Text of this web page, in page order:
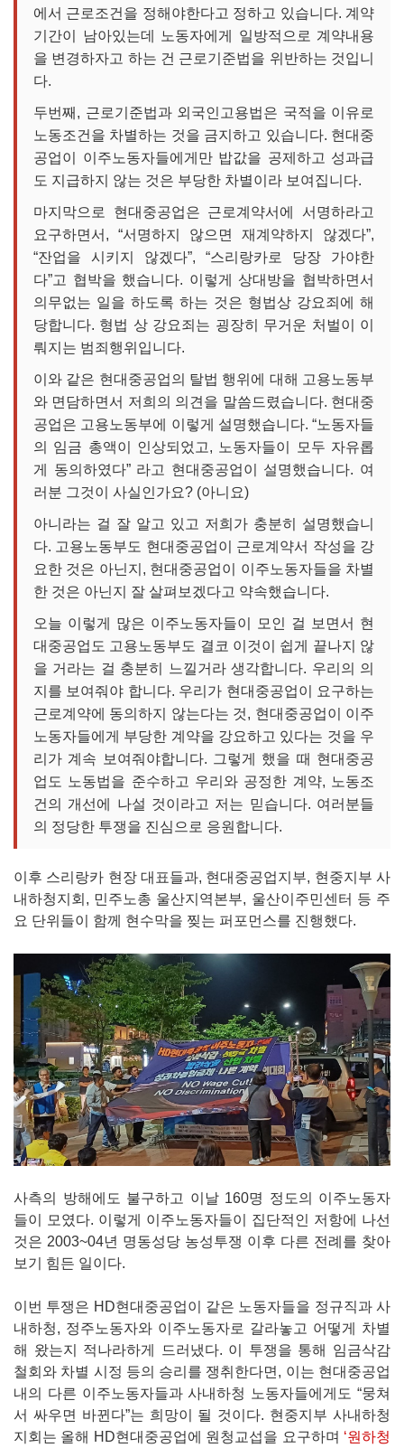
에서 근로조건을 정해야한다고 정하고 있습니다. 계약
기간이 남아있는데 노동자에게 일방적으로 계약내용
을 변경하자고 하는 건 근로기준법을 위반하는 것입니
다.
두번째, 근로기준법과 외국인고용법은 국적을 이유로
노동조건을 차별하는 것을 금지하고 있습니다. 현대중
공업이 이주노동자들에게만 밥값을 공제하고 성과급
도 지급하지 않는 것은 부당한 차별이라 보여집니다.
마지막으로 현대중공업은 근로계약서에 서명하라고
요구하면서, “서명하지 않으면 재계약하지 않겠다”,
“잔업을 시키지 않겠다”, “스리랑카로 당장 가야한
다”고 협박을 했습니다. 이렇게 상대방을 협박하면서
의무없는 일을 하도록 하는 것은 형법상 강요죄에 해
당합니다. 형법 상 강요죄는 굉장히 무거운 처벌이 이
뤄지는 범죄행위입니다.
이와 같은 현대중공업의 탈법 행위에 대해 고용노동부
와 면담하면서 저희의 의견을 말씀드렸습니다. 현대중
공업은 고용노동부에 이렇게 설명했습니다. “노동자들
의 임금 총액이 인상되었고, 노동자들이 모두 자유롭
게 동의하였다” 라고 현대중공업이 설명했습니다. 여
러분 그것이 사실인가요? (아니요)
아니라는 걸 잘 알고 있고 저희가 충분히 설명했습니
다. 고용노동부도 현대중공업이 근로계약서 작성을 강
요한 것은 아닌지, 현대중공업이 이주노동자들을 차별
한 것은 아닌지 잘 살펴보겠다고 약속했습니다.
오늘 이렇게 많은 이주노동자들이 모인 걸 보면서 현
대중공업도 고용노동부도 결코 이것이 쉽게 끝나지 않
을 거라는 걸 충분히 느낄거라 생각합니다. 우리의 의
지를 보여줘야 합니다. 우리가 현대중공업이 요구하는
근로계약에 동의하지 않는다는 것, 현대중공업이 이주
노동자들에게 부당한 계약을 강요하고 있다는 것을 우
리가 계속 보여줘야합니다. 그렇게 했을 때 현대중공
업도 노동법을 준수하고 우리와 공정한 계약, 노동조
건의 개선에 나설 것이라고 저는 믿습니다. 여러분들
의 정당한 투쟁을 진심으로 응원합니다.
이후 스리랑카 현장 대표들과, 현대중공업지부, 현중지부 사
내하청지회, 민주노총 울산지역본부, 울산이주민센터 등 주
요 단위들이 함께 현수막을 찢는 퍼포먼스를 진행했다.
사측의 방해에도 불구하고 이날 160명 정도의 이주노동자
들이 모였다. 이렇게 이주노동자들이 집단적인 저항에 나선
것은 2003~04년 명동성당 농성투쟁 이후 다른 전례를 찾아
보기 힘든 일이다.
이번 투쟁은 HD현대중공업이 같은 노동자들을 정규직과 사
내하청, 정주노동자와 이주노동자로 갈라놓고 어떻게 차별
해 왔는지 적나라하게 드러냈다. 이 투쟁을 통해 임금삭감
철회와 차별 시정 등의 승리를 쟁취한다면, 이는 현대중공업
내의 다른 이주노동자들과 사내하청 노동자들에게도 “뭉쳐
서 싸우면 바뀐다”는 희망이 될 것이다. 현중지부 사내하청
지회는 올해 HD현대중공업에 원청교섭을 요구하며 ‘원하청